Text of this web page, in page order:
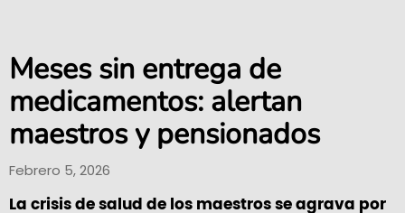
Meses sin entrega de
medicamentos: alertan
maestros y pensionados
Febrero 5, 2026
La crisis de salud de los maestros se agrava por